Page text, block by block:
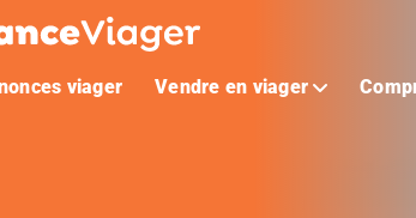
viager Vendre en viager